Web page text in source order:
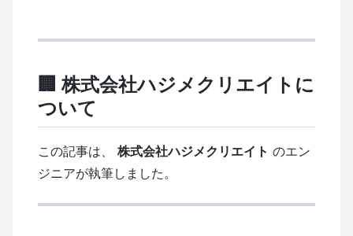
🏢 株式会社ハジメクリエイトに
ついて
この記事は、 株式会社ハジメクリエイト のエン
ジニアが執筆しました。